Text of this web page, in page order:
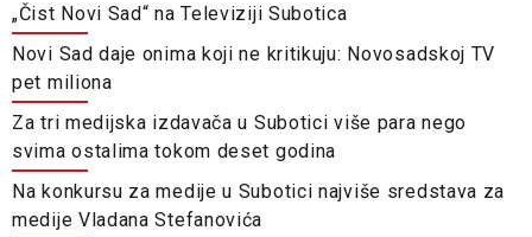
„Čist Novi Sad“ na Televiziji Subotica
Novi Sad daje onima koji ne kritikuju: Novosadskoj TV
pet miliona
Za tri medijska izdavača u Subotici više para nego
svima ostalima tokom deset godina
Na konkursu za medije u Subotici najviše sredstava za
medije Vladana Stefanovića